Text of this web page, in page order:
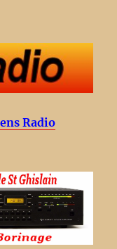
Radio